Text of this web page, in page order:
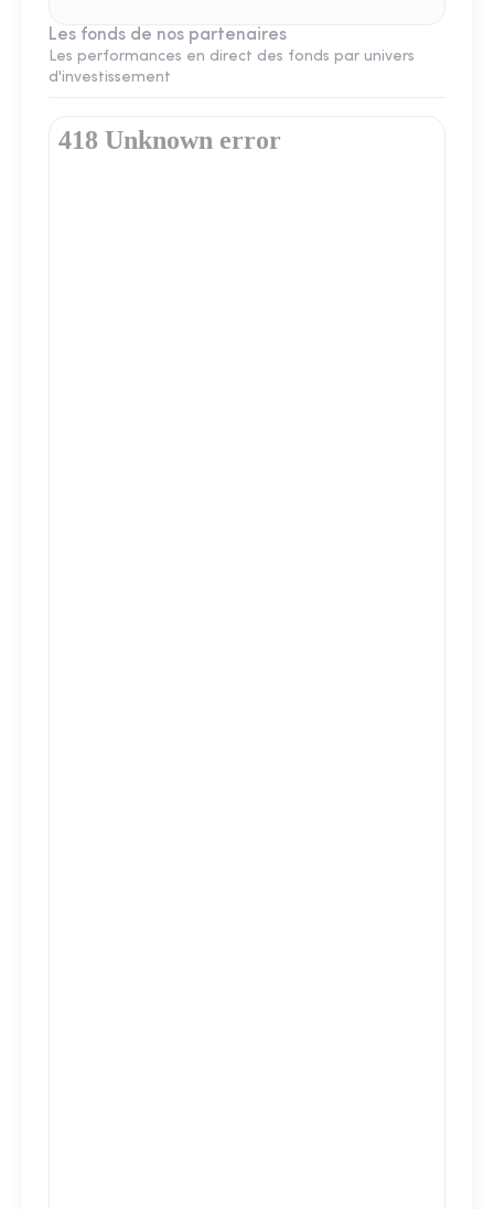
Les fonds de nos partenaires
Les performances en direct des fonds par univers
d'investissement